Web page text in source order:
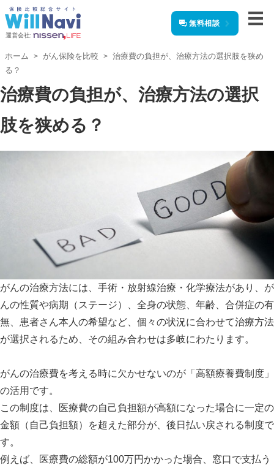
運営会社:
無料相談
ホーム がん保険を比較
治療費の負担が、治療方法の選択肢を狭め
る？
治療費の負担が、治療方法の選択
肢を狭める？
がんの治療方法には、手術・放射線治療・化学療法があり、が
んの性質や病期（ステージ）、全身の状態、年齢、合併症の有
無、患者さん本人の希望など、個々の状況に合わせて治療方法
が選択されるため、その組み合わせは多岐にわたります。
がんの治療費を考える時に欠かせないのが「高額療養費制度」
の活用です。
この制度は、医療費の自己負担額が高額になった場合に一定の
金額（自己負担額）を超えた部分が、後日払い戻される制度で
す。
例えば、医療費の総額が100万円かかった場合、窓口で支払う